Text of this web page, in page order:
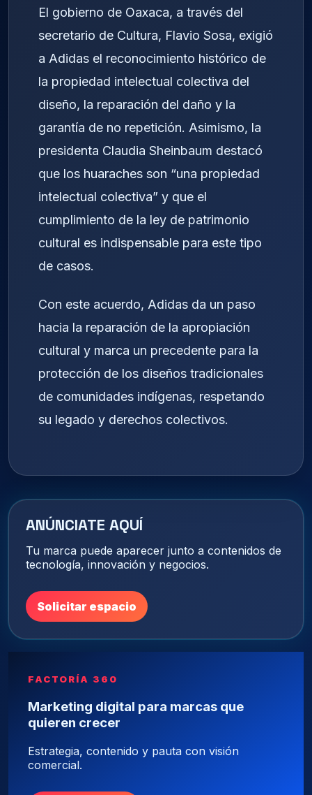
El gobierno de Oaxaca, a través del
secretario de Cultura, Flavio Sosa, exigió
a Adidas el reconocimiento histórico de
la propiedad intelectual colectiva del
diseño, la reparación del daño y la
garantía de no repetición. Asimismo, la
presidenta Claudia Sheinbaum destacó
que los huaraches son “una propiedad
intelectual colectiva” y que el
cumplimiento de la ley de patrimonio
cultural es indispensable para este tipo
de casos.
Con este acuerdo, Adidas da un paso
hacia la reparación de la apropiación
cultural y marca un precedente para la
protección de los diseños tradicionales
de comunidades indígenas, respetando
su legado y derechos colectivos.
ANÚNCIATE AQUÍ
Tu marca puede aparecer junto a contenidos de
tecnología, innovación y negocios.
Solicitar espacio
FACTORÍA 360
Marketing digital para marcas que
quieren crecer
Estrategia, contenido y pauta con visión
comercial.